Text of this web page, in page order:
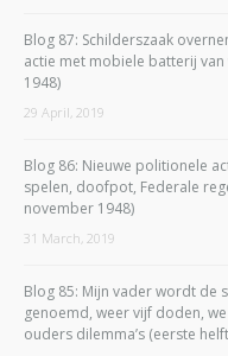
Blog 87: Schilderszaak
actie met mobiele batterij
1948)
29 April, 2019
Blog 86: Nieuwe politionele
spelen, doofpot, Federale
november 1948)
31 March, 2019
Blog 85: Mijn vader wordt de
genoemd, weer vijf doden,
ouders dilemma’s (eerste